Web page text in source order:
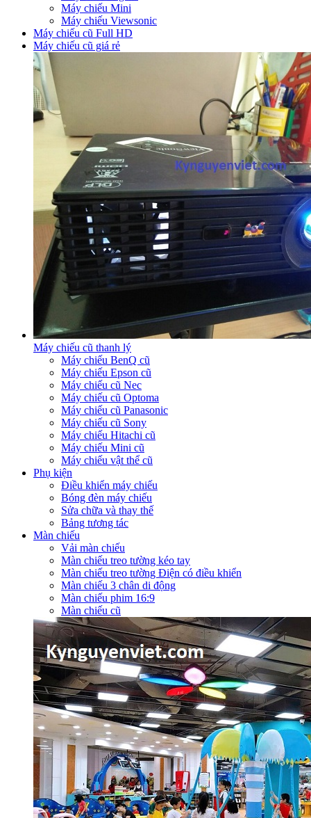
Máy chiếu Mini
Máy chiếu Viewsonic
Máy chiếu cũ Full HD
Máy chiếu cũ giá rẻ
Máy chiếu cũ thanh lý
Máy chiếu BenQ cũ
Máy chiếu Epson cũ
Máy chiếu cũ Nec
Máy chiếu cũ Optoma
Máy chiếu cũ Panasonic
Máy chiếu cũ Sony
Máy chiếu Hitachi cũ
Máy chiếu Mini cũ
Máy chiếu vật thể cũ
Phụ kiện
Điều khiển máy chiếu
Bóng đèn máy chiếu
Sửa chữa và thay thế
Bảng tương tác
Màn chiếu
Vải màn chiếu
Màn chiếu treo tường kéo tay
Màn chiếu treo tường Điện có điều khiển
Màn chiếu 3 chân di động
Màn chiếu phim 16:9
Màn chiếu cũ